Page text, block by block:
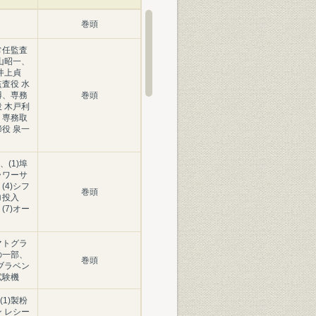
巻頭
監査
一、
上貞
査役 水
専務
木戸利
務取
役 泉一
巻頭
(1)埠
ワーサ
シフ
入
オー
巻頭
グラ
部、
ラベン
験機
巻頭
製粉
レシー